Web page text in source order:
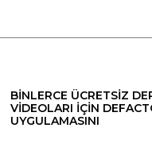
BİNLERCE ÜCRETSİZ
VİDEOLARI İÇİN
UYGULAMASINI